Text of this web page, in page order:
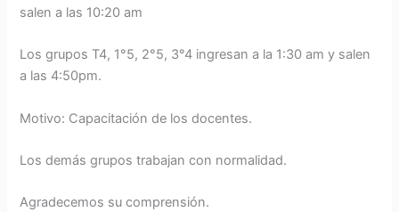
salen a las 10:20 am
Los grupos T4, 1°5, 2°5, 3°4 ingresan a la 1:30 am y salen
a las 4:50pm.
Motivo: Capacitación de los docentes.
Los demás grupos trabajan con normalidad.
Agradecemos su comprensión.